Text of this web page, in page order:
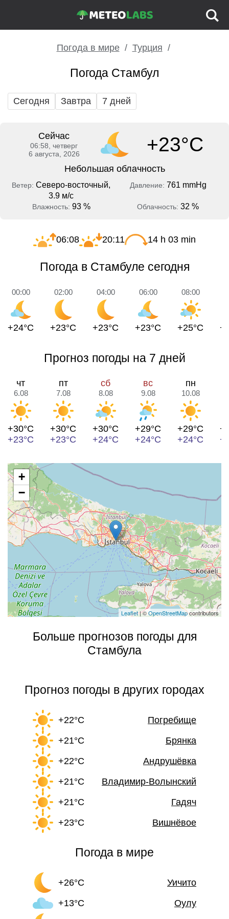
Погода в мире Турция
Погода Стамбул
Сегодня Завтра 7 дней
Сейчас
06:58, четверг
6 августа, 2026
+23°C
Небольшая облачность
Ветер: Северо-восточный,
3.9 м/с
Давление: 761 mmHg
Влажность: 93 % Облачность: 32 %
06:08 20:11 14 h 03 min
Погода в Стамбуле сегодня
00:00
+24°C
02:00
+23°C
04:00
+23°C
06:00
+23°C
08:00
+25°C
Прогноз погоды на 7 дней
чт
6.08
+30°C
+23°C
пт
7.08
+30°C
+23°C
сб
8.08
+30°C
+24°C
вс
9.08
+29°C
+24°C
пн
10.08
+29°C
+24°C
+
−
Leaflet| ©OpenStreetMapcontributors
Больше прогнозов погоды для
Стамбула
Прогноз погоды в других городах
+22°C
Погребище
+21°C
Брянка
+22°C
Андрушёвка
+21°C
Владимир-Волынский
+21°C
Гадяч
+23°C
Вишнёвое
Погода в мире
+26°C
Уичито
+13°C
Оулу